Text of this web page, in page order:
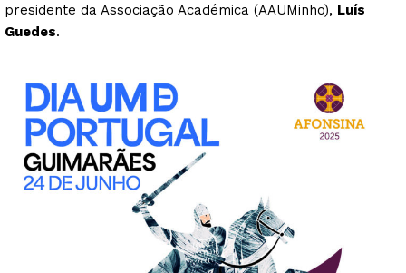
presidente da Associação Académica (AAUMinho), Luís
Guedes.